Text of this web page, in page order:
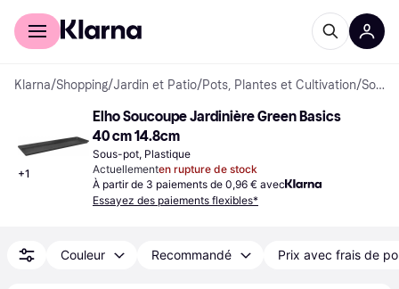
Acheter avec Klarna
Klarna/Shopping/Jardin et Patio/Pots, Plantes et Cultivation/ Sous-pots
+1
Elho Soucoupe Jardinière Green Basics
40 cm 14.8cm
Sous-pot, Plastique
Actuellementen rupture de stock
À partir de 3 paiements de 0,96 € avec
Essayez des paiements flexibles*
Couleur Recommandé Prix avec frais de